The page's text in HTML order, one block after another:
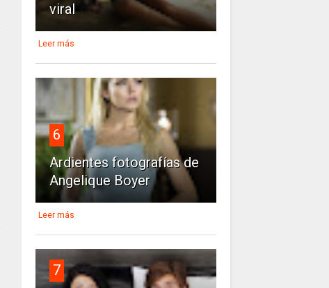
viral
Leer más
6
Ardientes fotografías de
Angelique Boyer
Leer más
7